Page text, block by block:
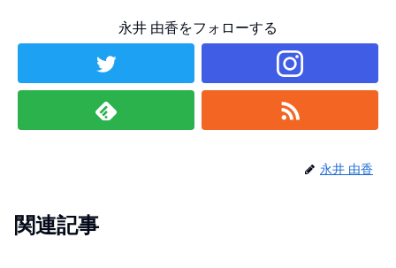
永井 由香をフォローする
永井 由香
関連記事